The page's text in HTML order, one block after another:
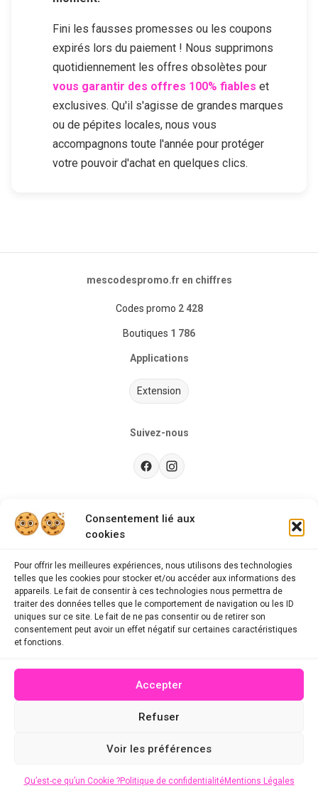
Consentement lié aux
cookies
Pour offrir les meilleures expériences, nous utilisons des technologies
telles que les cookies pour stocker et/ou accéder aux informations des
appareils. Le fait de consentir à ces technologies nous permettra de
traiter des données telles que le comportement de navigation ou les ID
uniques sur ce site. Le fait de ne pas consentir ou de retirer son
consentement peut avoir un effet négatif sur certaines caractéristiques
et fonctions.
Accepter
Refuser
Voir les préférences
Qu’est-ce qu’un Cookie ?Politique de confidentialitéMentions Légales
Fini les fausses promesses ou les coupons
expirés lors du paiement ! Nous supprimons
quotidiennement les offres obsolètes pour
vous garantir des offres 100% fiables et
exclusives. Qu'il s'agisse de grandes marques
ou de pépites locales, nous vous
accompagnons toute l'année pour protéger
votre pouvoir d'achat en quelques clics.
mescodespromo.fr en chiffres
Codes promo 2 428
Boutiques 1 786
Applications
Extension
Suivez-nous
FAQ
Mentions légales
Politique de confidentialité
Contact